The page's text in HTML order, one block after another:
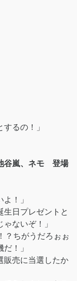
るの！」
谷嵐、ネモ 登場
！」
日プレゼントと
ないぞ！」
？ちがうだろぉぉ
！」
販売に当選したか